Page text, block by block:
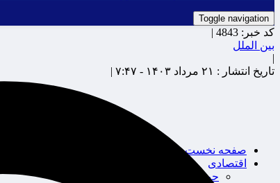
Toggle navigation
صفحه نخست
اقتصادی
حوزه بیمه
کد خبر: 4843 |
بین الملل
|
تاریخ انتشار : ۲۱ مرداد ۱۴۰۳ - ۷:۴۷ |